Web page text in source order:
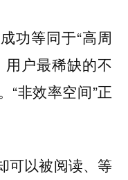
功等同于“高周
用户最稀缺的不
“非效率空间”正
可以被阅读、等